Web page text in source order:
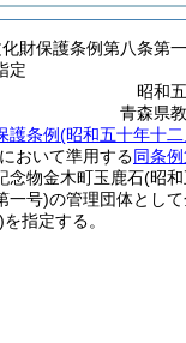
財保護条例第八条第
定
昭和
青森県
護条例(昭和五十年十
において準用する同条
念物金木町玉鹿石(昭
一号)の管理団体とし
を指定する。